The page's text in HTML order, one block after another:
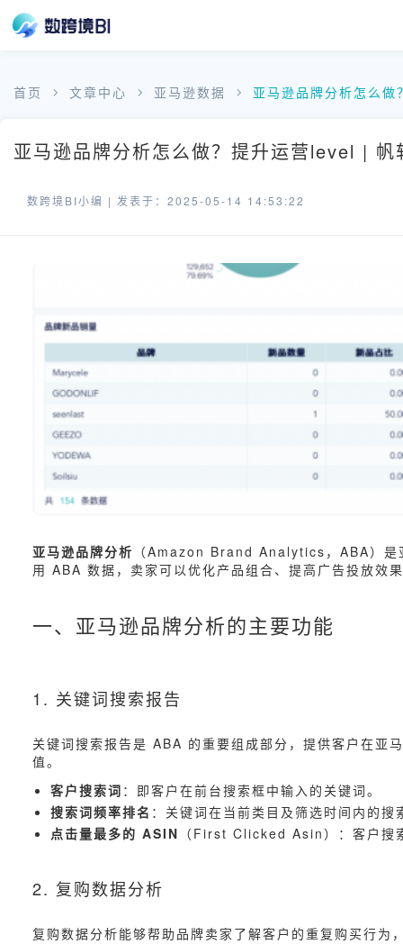
首页 文章中心 亚马逊数据 亚马逊品牌分析怎么
亚马逊品牌分析怎么做？提升运营level | 帆
数跨境BI小编 | 发表于：2025-05-14 14:53:22
亚马逊品牌分析 （Amazon Brand Analytics，ABA）是
用 ABA 数据，卖家可以优化产品组合、提高广告投放效
一、亚马逊品牌分析的主要功能
1. 关键词搜索报告
关键词搜索报告是 ABA 的重要组成部分，提供客户在亚
值。
客户搜索词 ：即客户在前台搜索框中输入的关键词。
搜索词频率排名 ：关键词在当前类目及筛选时间内的
点击量最多的 ASIN （First Clicked Asin）：客户搜
2. 复购数据分析
复购数据分析能够帮助品牌卖家了解客户的重复购买行为